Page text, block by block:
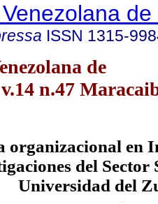
ISSN 1315-
de
n.47
organizacional en
del Sector
Universidad del